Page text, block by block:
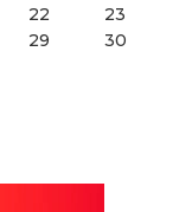
22
23
29
30